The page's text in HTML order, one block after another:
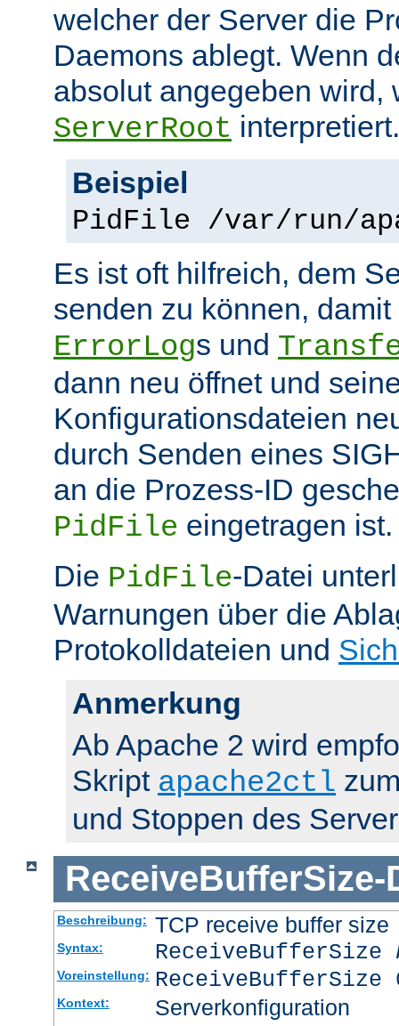
welcher der Server die
Daemons ablegt. Wenn
absolut angegeben wird,
ServerRoot interpretiert.
Beispiel
PidFile /var/run/
Es ist oft hilfreich, dem
senden zu können,
ErrorLogs und
dann neu öffnet und
Konfigurationsdateien
durch Senden eines
an die Prozess-ID
PidFile eingetragen ist.
Die PidFile-Datei
Warnungen über die
Protokolldateien und
Anmerkung
Ab Apache 2 wird
Skript apache2ctl
und Stoppen des
ReceiveBufferSize-
Beschreibung: TCP receive buffer size
Syntax: ReceiveBufferSize
Voreinstellung: ReceiveBufferSize
Kontext: Serverkonfiguration